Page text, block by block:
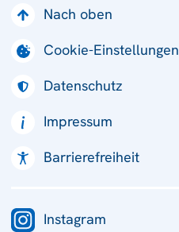
Nach oben
Cookie-Einstellungen
Datenschutz
Impressum
Barrierefreiheit
Instagram